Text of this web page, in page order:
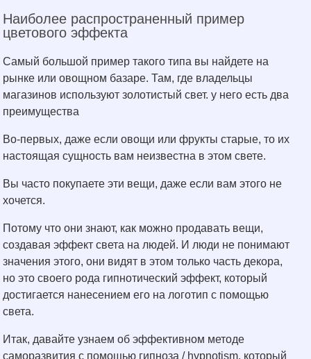
Наиболее распространенный пример
цветового эффекта
Самый большой пример такого типа вы найдете на
рынке или овощном базаре. Там, где владельцы
магазинов используют золотистый свет. у него есть два
преимущества
Во-первых, даже если овощи или фрукты старые, то их
настоящая сущность вам неизвестна в этом свете.
Вы часто покупаете эти вещи, даже если вам этого не
хочется.
Потому что они знают, как можно продавать вещи,
создавая эффект света на людей. И люди не понимают
значения этого, они видят в этом только часть декора,
но это своего рода гипнотический эффект, который
достигается нанесением его на логотип с помощью
света.
Итак, давайте узнаем об эффективном методе
саморазвития с помощью гипноза / hypnotism, который